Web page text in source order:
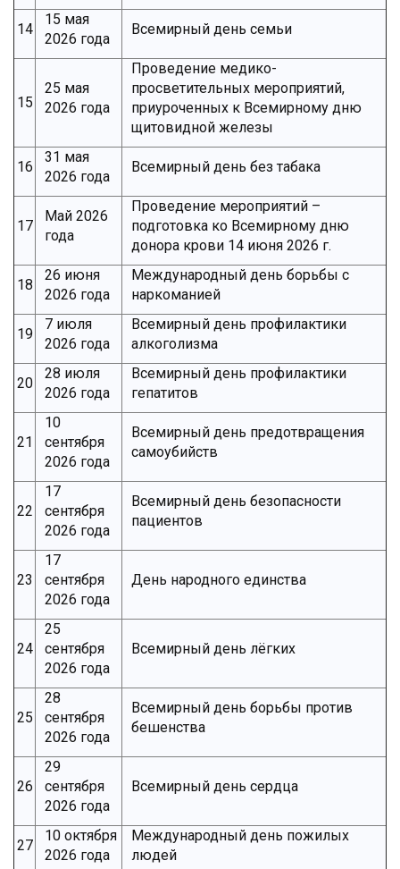
14
15 мая
2026 года
Всемирный день семьи
15
25 мая
2026 года
Проведение медико-
просветительных мероприятий,
приуроченных к Всемирному дню
щитовидной железы
16
31 мая
2026 года
Всемирный день без табака
17
Май 2026
года
Проведение мероприятий –
подготовка ко Всемирному дню
донора крови 14 июня 2026 г.
18
26 июня
2026 года
Международный день борьбы с
наркоманией
19
7 июля
2026 года
Всемирный день профилактики
алкоголизма
20
28 июля
2026 года
Всемирный день профилактики
гепатитов
21
10
сентября
2026 года
Всемирный день предотвращения
самоубийств
22
17
сентября
2026 года
Всемирный день безопасности
пациентов
23
17
сентября
2026 года
День народного единства
24
25
сентября
2026 года
Всемирный день лёгких
25
28
сентября
2026 года
Всемирный день борьбы против
бешенства
26
29
сентября
2026 года
Всемирный день сердца
27
10 октября
2026 года
Международный день пожилых
людей